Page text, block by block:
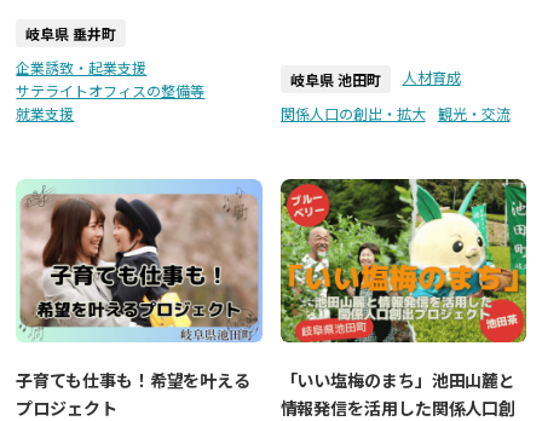
岐阜県 垂井町
企業誘致・起業支援
サテライトオフィスの整備等
就業支援
岐阜県 池田町
人材育成
関係人口の創出・拡大
観光・交流
子育ても仕事も！希望を叶える
プロジェクト
「いい塩梅のまち」池田山麓と
情報発信を活用した関係人口創